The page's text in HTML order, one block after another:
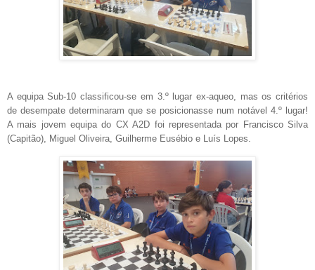
A equipa Sub-10 classificou-se em 3.º lugar ex-aqueo, mas os critérios
de desempate determinaram que se posicionasse num notável 4.º lugar!
A mais jovem equipa do CX A2D foi representada por Francisco Silva
(Capitão), Miguel Oliveira, Guilherme Eusébio e Luís Lopes.